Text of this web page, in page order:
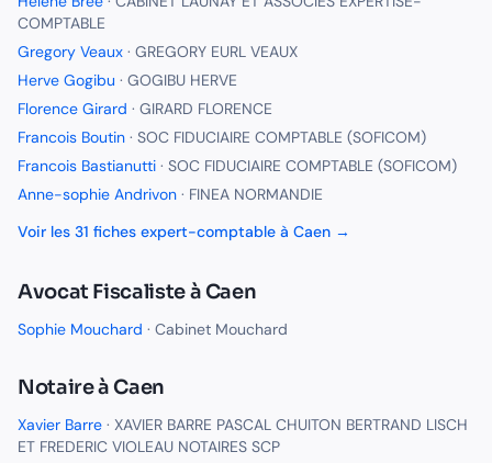
COMPTABLE
Gregory Veaux · GREGORY EURL VEAUX
Herve Gogibu · GOGIBU HERVE
Florence Girard · GIRARD FLORENCE
Francois Boutin · SOC FIDUCIAIRE COMPTABLE (SOFICOM)
Francois Bastianutti · SOC FIDUCIAIRE COMPTABLE (SOFICOM)
Anne-sophie Andrivon · FINEA NORMANDIE
Voir les 31 fiches expert-comptable à Caen →
Avocat FiscalisteàCaen
Sophie Mouchard · Cabinet Mouchard
NotaireàCaen
Xavier Barre · XAVIER BARRE PASCAL CHUITON BERTRAND LISCH
ET FREDERIC VIOLEAU NOTAIRES SCP